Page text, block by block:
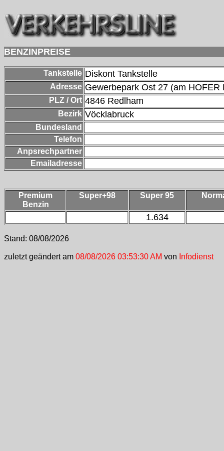
BENZINPREISE
Tankstelle Diskont Tankstelle
Adresse Gewerbepark Ost 27 (am HOFER
PLZ / Ort 4846 Redlham
Bezirk Vöcklabruck
Bundesland
Telefon
Anpsrechpartner
Emailadresse
Premium
Benzin
Super+98 Super 95
1.634
Stand: 08/08/2026
zuletzt geändert am 08/08/2026 03:53:30 AM von Infodienst